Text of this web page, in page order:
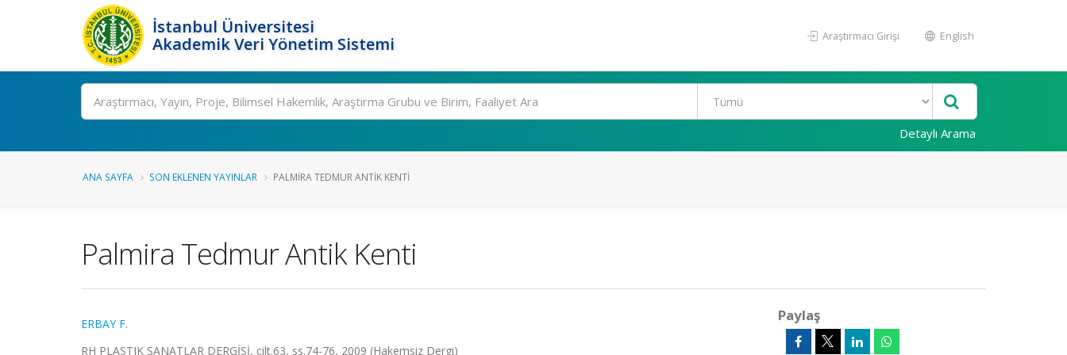
İstanbul Üniversitesi
Akademik Veri Yönetim Sistemi
Araştırmacı Girişi English
Ara
Detaylı Arama
ANA SAYFA SON EKLENEN YAYINLAR PALMIRA TEDMUR ANTIK KENTI
Palmira Tedmur Antik Kenti
ERBAY F.
RH PLASTIK SANATLAR DERGİSİ, cilt.63, ss.74-76, 2009 (Hakemsiz Dergi)
Paylaş